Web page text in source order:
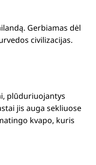
Gerbiamas dėl
civilizacijas.
plūduriuojantys
jis auga sekliuose
kvapo, kuris